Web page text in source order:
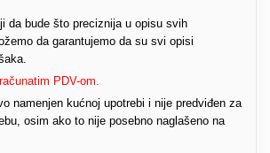
da bude što preciznija u opisu svih
da garantujemo da su svi opisi
PDV-om.
namenjen kućnoj upotrebi i nije predviđen za
osim ako to nije posebno naglašeno na